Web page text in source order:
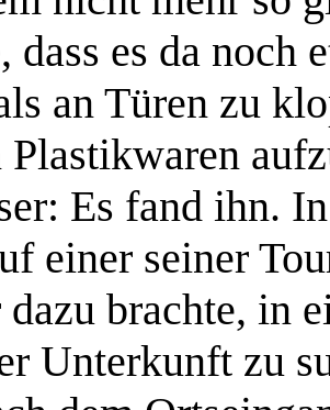
dass es da noch
an Türen zu
Plastikwaren
Es fand ihn.
einer seiner
brachte, in
Unterkunft zu